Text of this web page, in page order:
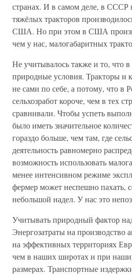
странах. И в самом деле, в СССР
тяжёлых тракторов
США. Но при этом в США
чем у нас, малогабаритных
Не учитывалось также и то, что
природные условия. Тракторы
не сами по себе, а потому, что в
сельхозработ короче, чем в тех
сравнивали. Чтобы успеть
было иметь значительное
гораздо больше, чем там, где
деятельность равномерно
возможность использовать
менее интенсивном режиме
фермер может неспешно пахать,
небольшой надел. У нас это
Учитывать природный фактор
Энергозатраты на производство
на эффективных территориях
чем в наших широтах и при
размерах. Транспортные